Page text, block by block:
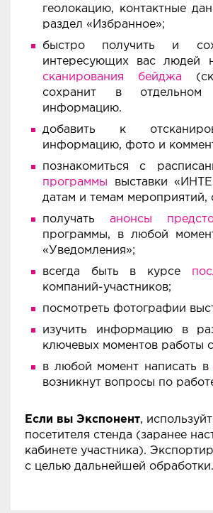
геолокацию, контактные
раздел «Избранное»;
быстро получить и
интересующих вас людей
сканирования бейджа
сохранит в
информацию.
добавить к
информацию, фото и
познакомиться с
программы выставки
датам и темам
получать анонсы
программы, в любой
«Уведомления»;
всегда быть в курсе
компаний-участников;
посмотреть фотографии
изучить информацию в
ключевых моментов работы
в любой момент написать
возникнут вопросы по
Если вы Экспонент,
посетителя стенда (заранее
кабинете участника).
с целью дальнейшей обработки.